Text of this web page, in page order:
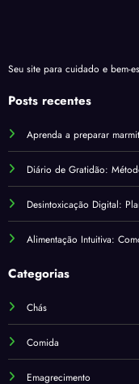
Seu site para cuidado e bem-
Posts recentes
Aprenda a preparar
Diário de Gratidão:
Desintoxicação Digital:
Alimentação Intuitiva:
Categorias
Chás
Comida
Emagrecimento